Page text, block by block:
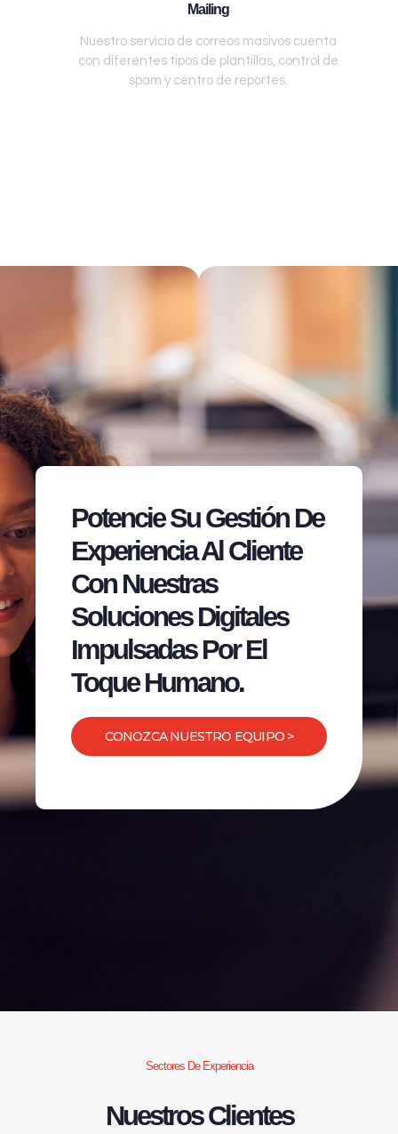
Mailing
Nuestro servicio de correos masivos cuenta
con diferentes tipos de plantillas, control de
spam y centro de reportes.
Potencie Su Gestión De
Experiencia Al Cliente
Con Nuestras
Soluciones Digitales
Impulsadas Por El
Toque Humano.
CONOZCA NUESTRO EQUIPO >
Sectores De Experiencia
Nuestros Clientes